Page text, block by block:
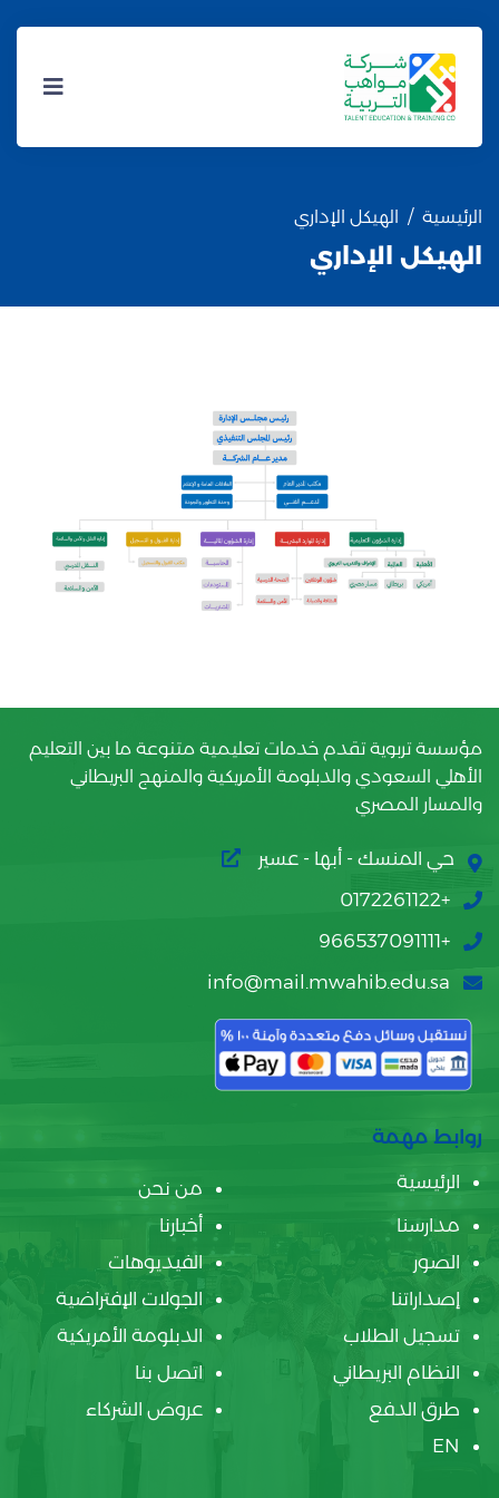
الرئيسية الهيكل الإداري
الهيكل الإداري
مؤسسة تربوية تقدم خدمات تعليمية متنوعة ما بين التعليم
الأهلي السعودي والدبلومة الأمريكية والمنهج البريطاني
والمسار المصري
حي المنسك - أبها - عسير
+0172261122
+966537091111
info@mail.mwahib.edu.sa
روابط مهمة
الرئيسية
من نحن
مدارسنا
أخبارنا
الصور
الفيديوهات
إصداراتنا
الجولات الإفتراضية
تسجيل الطلاب
الدبلومة الأمريكية
النظام البريطاني
اتصل بنا
طرق الدفع
عروض الشركاء
EN